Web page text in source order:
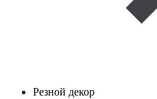
Резной декор